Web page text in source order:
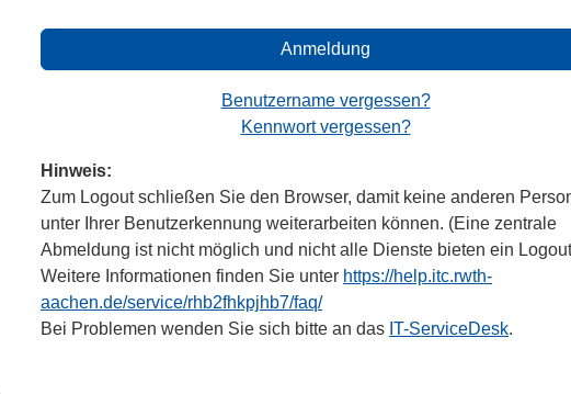
Anmeldung
Benutzername vergessen?
Kennwort vergessen?
Hinweis:
Zum Logout schließen Sie den Browser, damit keine anderen
unter Ihrer Benutzerkennung weiterarbeiten können. (Eine zentrale
Abmeldung ist nicht möglich und nicht alle Dienste bieten ein
Weitere Informationen finden Sie unter https://help.itc.rwth-
aachen.de/service/rhb2fhkpjhb7/faq/
Bei Problemen wenden Sie sich bitte an das IT-ServiceDesk.